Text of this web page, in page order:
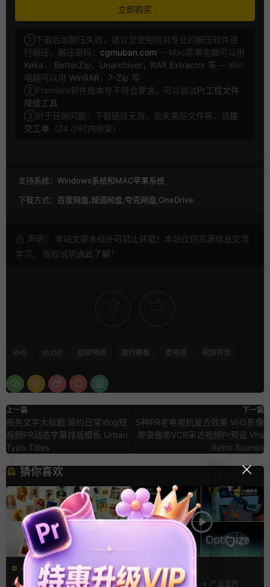
立即购买
①下载后如解压失败，建议您使用相对专业的解压软件进
行解压，解压密码： cgmuban.com -- Mac苹果电脑可以用
Keka ， BetterZip ， Unarchiver， RAR Extractor 等 -- Win
电脑可以用 WinRAR ， 7-Zip 等
②Premiere软件版本号不符合要求，可以尝试Pr工程文件
降级工具
③对于任何问题：下载链接无效，丢失某些文件等，请提
交工单 （24 小时内修复）
支持系统： Windows系统和MAC苹果系统
下载方式： 百度网盘,城通网盘,夸克网盘,OneDrive
声明： 本站文章未经许可禁止转载！本站仅供资源信息交流
学习， 版权说明点此了解 ！
VHS VLOG 故障特效 旅行模板 老电视 视频开场
上一篇
商务文字大标题 简约日常Vlog短
视频PR动态字幕排版模板 Urban
Typo Titles
下一篇
5种PR老电视机复古效果 VHS影像
带录像带VCR采访视频Pr预设 Vhs
Retro Scenes
猜你喜欢
AE模板
LOGO动画
三维 幻灯片
AE模板
AI
产品介绍 产品宣传